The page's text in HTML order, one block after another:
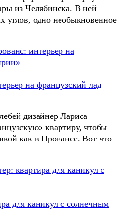
из Челябинска. В ней
углов, одно необыкновенное
на французский лад
дизайнер Лариса
квартиру, чтобы
как в Провансе. Вот что
для каникул с солнечным